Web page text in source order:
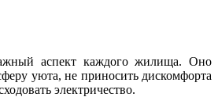
аспект каждого жилища. Оно
уюта, не приносить дискомфорта
электричество.